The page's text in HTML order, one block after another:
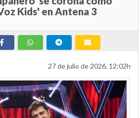
Kids' en Antena 3
27 de julio de 2026, 12:02h